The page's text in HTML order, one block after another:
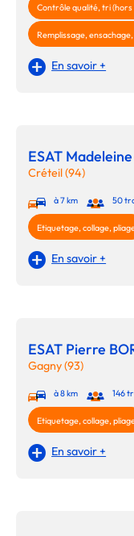
Contrôle qualité, tri
Remplissage,
En savoir +
ESAT
Créteil (94)
à 7 km 50
Etiquetage, collage,
En savoir +
ESAT Pierre
Gagny (93)
à 8 km 146
Etiquetage, collage,
En savoir +